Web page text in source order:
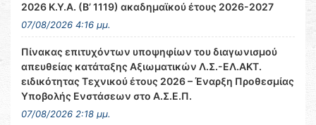
2026 Κ.Υ.Α. (Β’ 1119) ακαδημαϊκού έτους 2026-2027
07/08/2026 4:16 μμ.
Πίνακας επιτυχόντων υποψηφίων του διαγωνισμού
απευθείας κατάταξης Αξιωματικών Λ.Σ.-ΕΛ.ΑΚΤ.
ειδικότητας Τεχνικού έτους 2026 – Έναρξη Προθεσμίας
Υποβολής Ενστάσεων στο Α.Σ.Ε.Π.
07/08/2026 2:18 μμ.